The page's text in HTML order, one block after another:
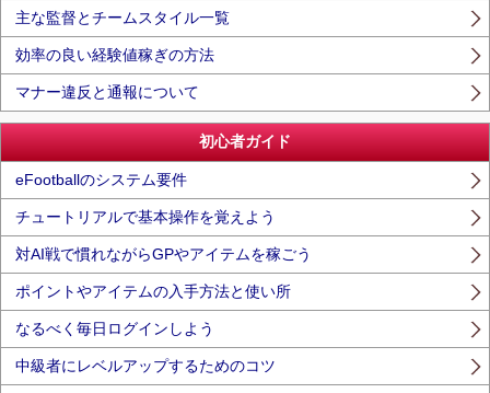
主な監督とチームスタイル一覧
効率の良い経験値稼ぎの方法
マナー違反と通報について
初心者ガイド
eFootballのシステム要件
チュートリアルで基本操作を覚えよう
対AI戦で慣れながらGPやアイテムを稼ごう
ポイントやアイテムの入手方法と使い所
なるべく毎日ログインしよう
中級者にレベルアップするためのコツ